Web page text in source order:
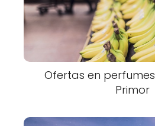
Ofertas en
Primor